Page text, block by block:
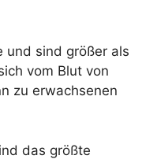
und sind größer als
vom Blut von
zu erwachsenen
das größte